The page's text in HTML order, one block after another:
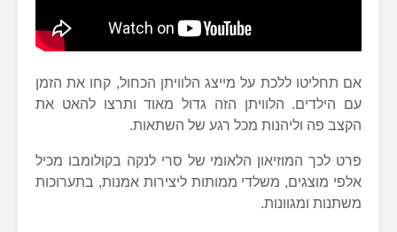
אם תחליטו ללכת על מייצג הלוויתן הכחול, קחו את הזמן
עם הילדים. הלוויתן הזה גדול מאוד ותרצו להאט את
הקצב פה וליהנות מכל רגע של השתאות.
פרט לכך המוזיאון הלאומי של סרי לנקה בקולומבו מכיל
אלפי מוצגים, משלדי ממותות ליצירות אמנות, בתערוכות
משתנות ומגוונות.